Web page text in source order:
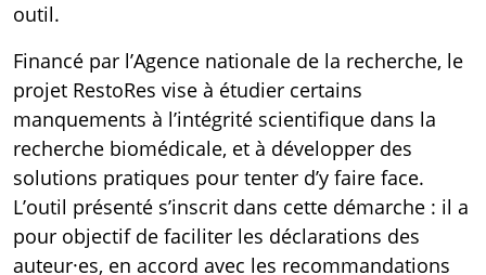
outil.
Financé par l’Agence nationale de la recherche, le
projet RestoRes vise à étudier certains
manquements à l’intégrité scientifique dans la
recherche biomédicale, et à développer des
solutions pratiques pour tenter d’y faire face.
L’outil présenté s’inscrit dans cette démarche : il a
pour objectif de faciliter les déclarations des
auteur·es, en accord avec les recommandations